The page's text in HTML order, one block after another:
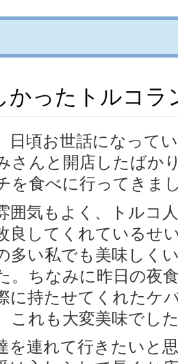
かったトルコラ
日頃お世話になって
さんと開店したばか
を食べに行ってきま
囲気もよく、トルコ
良してくれているせ
多い私でも美味しく
。ちなみに昨日の夜
に持たせてくれたケ
これも大変美味でし
を連れて行きたいと